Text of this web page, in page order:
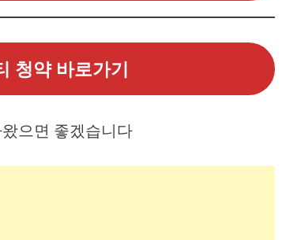
청약 바로가기
으면 좋겠습니다